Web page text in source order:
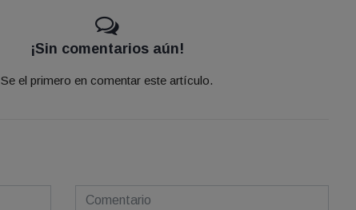
¡Sin comentarios aún!
Se el primero en comentar este artículo.